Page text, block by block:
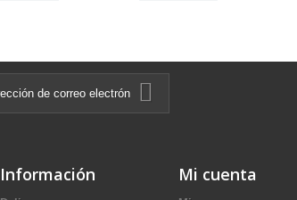
Información Mi cuenta